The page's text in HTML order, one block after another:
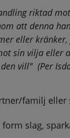
riktad
att denna
eller
sin vilja eller
vill"  (Per
familj eller
form slag,